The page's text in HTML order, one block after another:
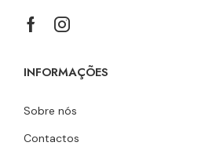
INFORMAÇÕES
Sobre nós
Contactos